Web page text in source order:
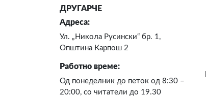
ДРУГАРЧЕ
Адреса:
Ул. „Никола Русински“ бр. 1,
Општина Карпош 2
Работно време:
Од понеделник до петок од 8:30 –
20:00, со читатели до 19.30